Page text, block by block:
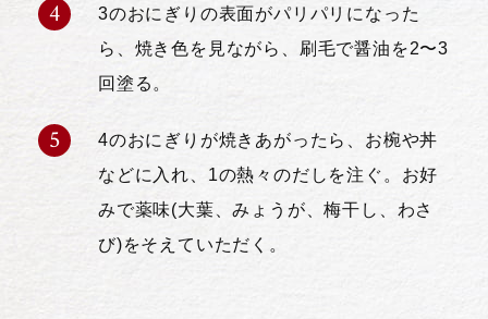
3のおにぎりの表面がパリパリになった
ら、焼き色を見ながら、刷毛で醤油を2〜3
回塗る。
4のおにぎりが焼きあがったら、お椀や丼
などに入れ、1の熱々のだしを注ぐ。お好
みで薬味(大葉、みょうが、梅干し、わさ
び)をそえていただく。